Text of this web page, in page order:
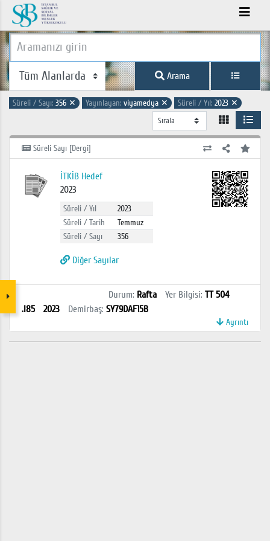
Arama
Süreli / Sayı: 356 ✕ Yayınlayan: viyamedya ✕ Süreli / Yıl: 2023 ✕
Süreli Sayı [Dergi]
İTKİB Hedef
2023
Süreli / Yıl
2023
Süreli / Tarih
Temmuz
Süreli / Sayı
356
Diğer Sayılar
Durum: Rafta Yer Bilgisi: TT 504
.I85
2023 Demirbaş: SY79DAF15B
Ayrıntı